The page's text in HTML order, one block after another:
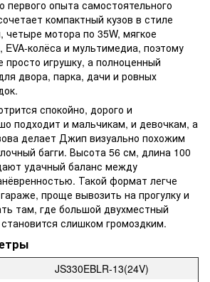
первого опыта самостоятельного
компактный кузов в стиле
четыре мотора по 35W, мягкое
EVA-колёса и мультимедиа, поэтому
просто игрушку, а полноценный
двора, парка, дачи и ровных
спокойно, дорого и
подходит и мальчикам, и девочкам, а
делает Джип визуально похожим
багги. Высота 56 см, длина 100
удачный баланс между
Такой формат легче
проще вывозить на прогулку и
там, где большой двухместный
слишком громоздким.
JS330EBLR-13(24V)